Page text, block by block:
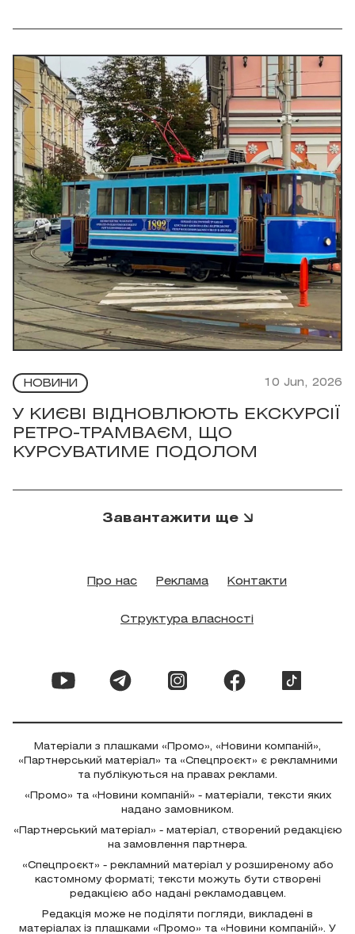
НОВИНИ 10 Jun, 2026
У КИЄВІ ВІДНОВЛЮЮТЬ ЕКСКУРСІЇ
РЕТРО-ТРАМВАЄМ, ЩО
КУРСУВАТИМЕ ПОДОЛОМ
Завантажити ще
Про нас Реклама Контакти
Структура власності
Матеріали з плашками «Промо», «Новини компаній»,
«Партнерський матеріал» та «Спецпроєкт» є рекламними
та публікуються на правах реклами.
«Промо» та «Новини компаній» - матеріали, тексти яких
надано замовником.
«Партнерський матеріал» - матеріал, створений редакцією
на замовлення партнера.
«Спецпроєкт» - рекламний матеріал у розширеному або
кастомному форматі; тексти можуть бути створені
редакцією або надані рекламодавцем.
Редакція може не поділяти погляди, викладені в
матеріалах із плашками «Промо» та «Новини компаній». У